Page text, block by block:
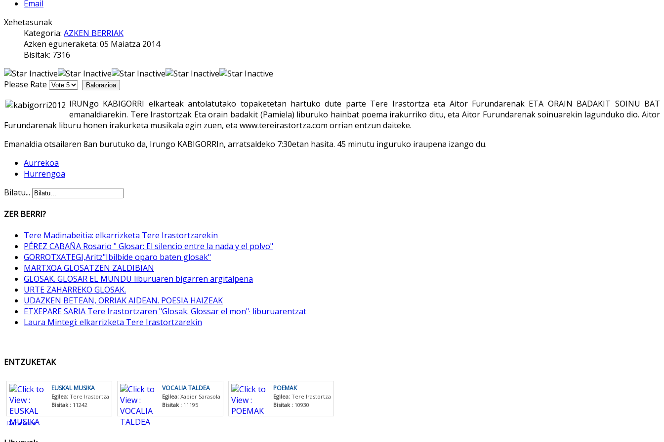
Email
Xehetasunak
Kategoria: AZKEN BERRIAK
Azken eguneraketa: 05 Maiatza 2014
Bisitak: 7316
Please Rate
IRUNgo KABIGORRI elkarteak antolatutako topaketetan hartuko dute parte Tere Irastortza eta Aitor Furundarenak ETA ORAIN BADAKIT SOINU BAT
emanaldiarekin. Tere Irastortzak Eta orain badakit (Pamiela) liburuko hainbat poema irakurriko ditu, eta Aitor Furundarenak soinuarekin lagunduko dio. Aitor
Furundarenak liburu honen irakurketa musikala egin zuen, eta www.tereirastortza.com orrian entzun daiteke.
Emanaldia otsailaren 8an burutuko da, Irungo KABIGORRIn, arratsaldeko 7:30etan hasita. 45 minutu inguruko iraupena izango du.
Aurrekoa
Hurrengoa
Bilatu...
ZER BERRI?
Tere Madinabeitia: elkarrizketa Tere Irastortzarekin
PÉREZ CABAÑA Rosario " Glosar: El silencio entre la nada y el polvo"
GORROTXATEGI,Aritz"Ibilbide oparo baten glosak"
MARTXOA GLOSATZEN ZALDIBIAN
GLOSAK. GLOSAR EL MUNDU liburuaren bigarren argitalpena
URTE ZAHARREKO GLOSAK.
UDAZKEN BETEAN, ORRIAK AIDEAN. POESIA HAIZEAK
ETXEPARE SARIA Tere Irastortzaren "Glosak. Glossar el mon"· liburuarentzat
Laura Mintegi: elkarrizketa Tere Irastortzarekin
ENTZUKETAK
EUSKAL MUSIKA
Egilea: Tere Irastortza
Bisitak : 11242
VOCALIA TALDEA
Egilea: Xabier Sarasola
Bisitak : 11195
POEMAK
Egilea: Tere Irastortza
Bisitak : 10930
Dana ikusi